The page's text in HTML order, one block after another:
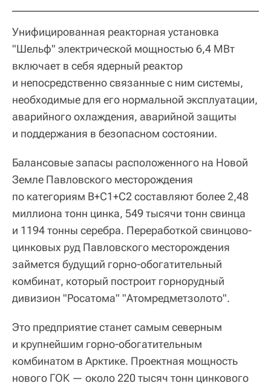
Унифицированная реакторная установка
"Шельф" электрической мощностью 6,4 МВт
включает в себя ядерный реактор
и непосредственно связанные с ним системы,
необходимые для его нормальной эксплуатации,
аварийного охлаждения, аварийной защиты
и поддержания в безопасном состоянии.
Балансовые запасы расположенного на Новой
Земле Павловского месторождения
по категориям B+C1+C2 составляют более 2,48
миллиона тонн цинка, 549 тысячи тонн свинца
и 1194 тонны серебра. Переработкой свинцово-
цинковых руд Павловского месторождения
займется будущий горно-обогатительный
комбинат, который построит горнорудный
дивизион "Росатома" "Атомредметзолото".
Это предприятие станет самым северным
и крупнейшим горно-обогатительным
комбинатом в Арктике. Проектная мощность
нового ГОК — около 220 тысяч тонн цинкового